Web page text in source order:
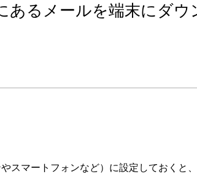
あるメールを端末にダ
スマートフォンなど）に設定しておくと